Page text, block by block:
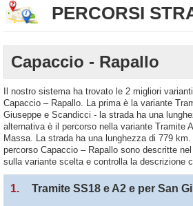
PERCORSI
Capaccio - Rapallo
Il nostro sistema ha trovato le 2 migliori
Capaccio – Rapallo. La prima è la variante
Giuseppe e Scandicci - la strada ha una
alternativa è il percorso nella variante Tramite
Massa. La strada ha una lunghezza di 779
percorso Capaccio – Rapallo sono descritte
sulla variante scelta e controlla la descrizione
1. Tramite SS18 e A2 e per San